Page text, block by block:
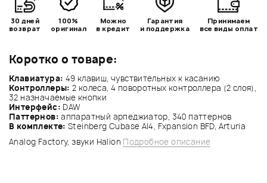
Коротко о товаре:
Клавиатура: 49 клавиш, чувствительных к касанию
Контроллеры: 2 колеса, 4 поворотных контроллера (2 слоя),
32 назначаемые кнопки
Интерфейс: DAW
Паттернов: аппаратный арпеджиатор, 340 паттернов
В комплекте: Steinberg Cubase AI4, Fxpansion BFD, Arturia
Analog Factory, звуки Halion Подробное описание
30 дней
возврат
100%
оригинал
Можно
в кредит
Гарантия
и поддержка
Принимаем
все виды оплат